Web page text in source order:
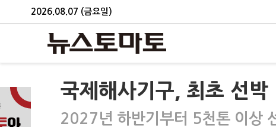
2026.08.07 (금요일)
국제해사기구, 최초 선
2027년 하반기부터 5천톤 이상